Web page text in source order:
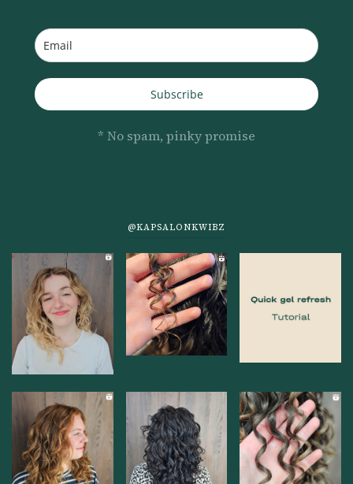
Subscribe
* No spam, pinky promise
@KAPSALONKWIBZ